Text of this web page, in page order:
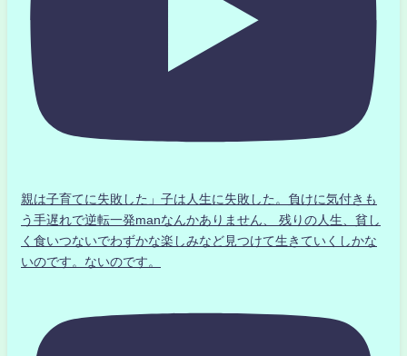
親は子育てに失敗した」子は人生に失敗した。負けに気付きも
う手遅れで逆転一発manなんかありません、 残りの人生、貧し
く食いつないでわずかな楽しみなど見つけて生きていくしかな
いのです。ないのです。